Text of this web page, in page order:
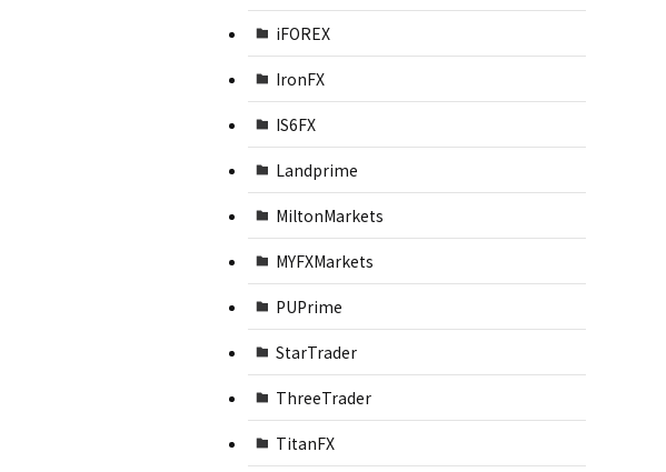
iFOREX
IronFX
IS6FX
Landprime
MiltonMarkets
MYFXMarkets
PUPrime
StarTrader
ThreeTrader
TitanFX